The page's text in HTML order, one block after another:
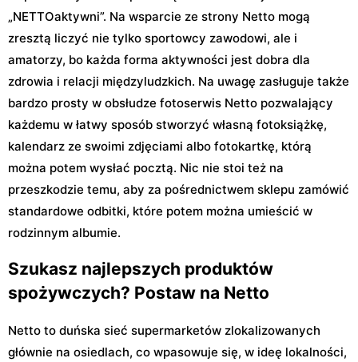
„NETTOaktywni”. Na wsparcie ze strony Netto mogą
zresztą liczyć nie tylko sportowcy zawodowi, ale i
amatorzy, bo każda forma aktywności jest dobra dla
zdrowia i relacji międzyludzkich. Na uwagę zasługuje także
bardzo prosty w obsłudze fotoserwis Netto pozwalający
każdemu w łatwy sposób stworzyć własną fotoksiążkę,
kalendarz ze swoimi zdjęciami albo fotokartkę, którą
można potem wysłać pocztą. Nic nie stoi też na
przeszkodzie temu, aby za pośrednictwem sklepu zamówić
standardowe odbitki, które potem można umieścić w
rodzinnym albumie.
Szukasz najlepszych produktów
spożywczych? Postaw na Netto
Netto to duńska sieć supermarketów zlokalizowanych
głównie na osiedlach, co wpasowuje się, w ideę lokalności,